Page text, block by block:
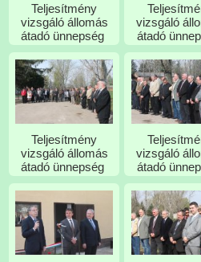
Teljesítmény
vizsgáló állomás
átadó ünnepség
vizsgáló
átadó
Teljesítmény
vizsgáló állomás
átadó ünnepség
vizsgáló
átadó